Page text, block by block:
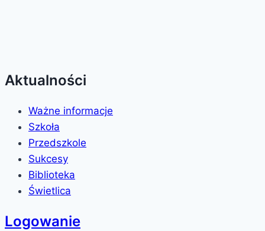
Aktualności
Ważne informacje
Szkoła
Przedszkole
Sukcesy
Biblioteka
Świetlica
Logowanie